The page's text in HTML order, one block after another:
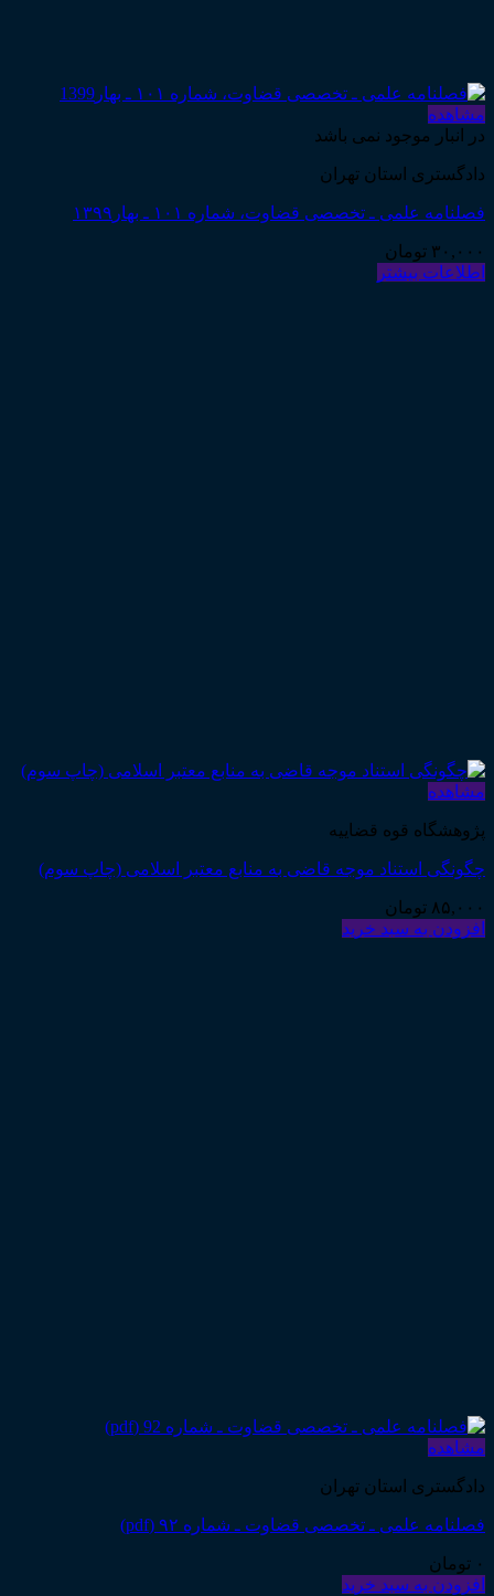
مشاهده
در انبار موجود نمی باشد
دادگستری استان تهران
فصلنامه علمی ـ تخصصی قضاوت، شماره ۱۰۱ ـ بهار۱۳۹۹
۳۰,۰۰۰ تومان
اطلاعات بیشتر
مشاهده
پژوهشگاه قوه قضاییه
چگونگی استناد موجه قاضی به منابع معتبر اسلامی (چاپ سوم)
۸۵,۰۰۰ تومان
افزودن به سبد خرید
مشاهده
دادگستری استان تهران
فصلنامه علمی ـ تخصصی قضاوت ـ شماره ۹۲ (pdf)
۰ تومان
افزودن به سبد خرید